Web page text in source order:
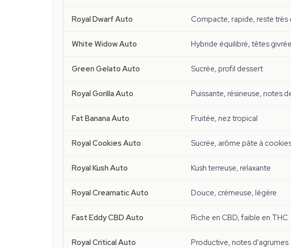
Royal Dwarf Auto Compacte, rapide, reste très
White Widow Auto Hybride équilibré, têtes
Green Gelato Auto Sucrée, profil dessert
Royal Gorilla Auto Puissante, résineuse, notes
Fat Banana Auto Fruitée, nez tropical
Royal Cookies Auto Sucrée, arôme pâte à
Royal Kush Auto Kush terreuse, relaxante
Royal Creamatic Auto Douce, crémeuse, légère
Fast Eddy CBD Auto Riche en CBD, faible en THC
Royal Critical Auto Productive, notes d'agrumes